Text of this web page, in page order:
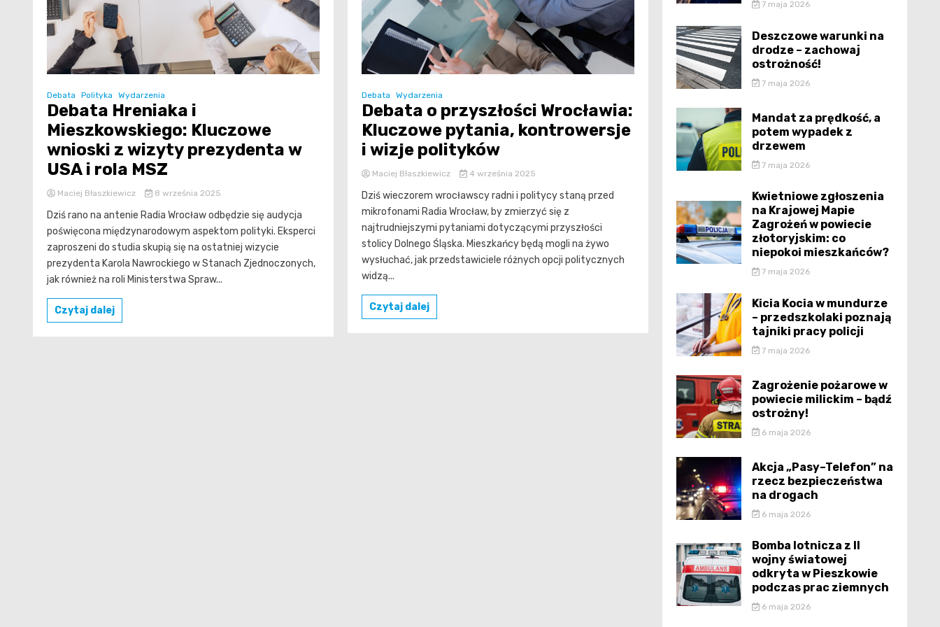
Debata Polityka Wydarzenia
Debata Hreniaka i
Mieszkowskiego: Kluczowe
wnioski z wizyty prezydenta w
USA i rola MSZ
Maciej Błaszkiewicz 8 września 2025
Dziś rano na antenie Radia Wrocław odbędzie się audycja
poświęcona międzynarodowym aspektom polityki. Eksperci
zaproszeni do studia skupią się na ostatniej wizycie
prezydenta Karola Nawrockiego w Stanach Zjednoczonych,
jak również na roli Ministerstwa Spraw...
Czytaj dalej
Debata Wydarzenia
Debata o przyszłości Wrocławia:
Kluczowe pytania, kontrowersje
i wizje polityków
Maciej Błaszkiewicz 4 września 2025
Dziś wieczorem wrocławscy radni i politycy staną przed
mikrofonami Radia Wrocław, by zmierzyć się z
najtrudniejszymi pytaniami dotyczącymi przyszłości
stolicy Dolnego Śląska. Mieszkańcy będą mogli na żywo
wysłuchać, jak przedstawiciele różnych opcji politycznych
widzą...
Czytaj dalej
7 maja 2026
Deszczowe warunki na
drodze – zachowaj
ostrożność!
7 maja 2026
Mandat za prędkość, a
potem wypadek z
drzewem
7 maja 2026
Kwietniowe zgłoszenia
na Krajowej Mapie
Zagrożeń w powiecie
złotoryjskim: co
niepokoi mieszkańców?
7 maja 2026
Kicia Kocia w mundurze
– przedszkolaki poznają
tajniki pracy policji
7 maja 2026
Zagrożenie pożarowe w
powiecie milickim – bądź
ostrożny!
6 maja 2026
Akcja „Pasy–Telefon” na
rzecz bezpieczeństwa
na drogach
6 maja 2026
Bomba lotnicza z II
wojny światowej
odkryta w Pieszkowie
podczas prac ziemnych
6 maja 2026